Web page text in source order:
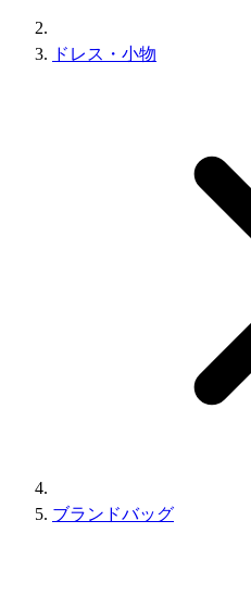
ドレス・小物
ブランドバッグ